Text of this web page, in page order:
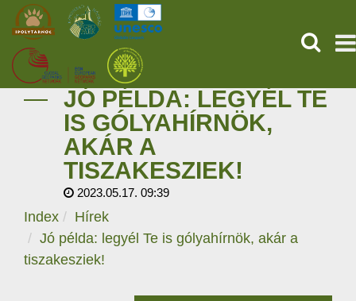
KEZDŐOLDAL
ŐSVILÁGI POMPEJI
SZOLGÁLTATÁSOK
HÍREK
JÓ PÉLDA: LEGYÉL TE
IS GÓLYAHÍRNÖK,
AKÁR A
TISZAKESZIEK!
2023.05.17. 09:39
Index
Hírek
Jó példa: legyél Te is gólyahírnök, akár a
tiszakesziek!